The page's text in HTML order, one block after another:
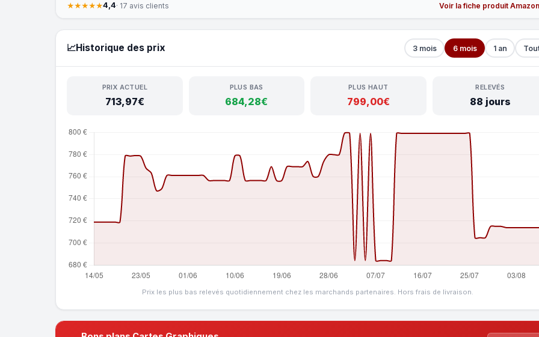
★★★★★4,4· 17 avis clients Voir la fiche produit
📈Historique des prix 3 mois 6 mois 1 an
PRIX ACTUEL
713,97€
PLUS BAS
684,28€
PLUS HAUT
799,00€
RELEVÉS
88 jours
Prix les plus bas relevés quotidiennement chez les marchands partenaires. Hors frais de livraison.